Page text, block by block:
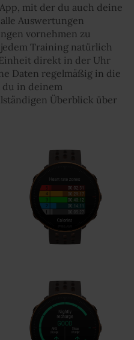
mit der du auch deine
Auswertungen
vornehmen zu
Training natürlich
direkt in der Uhr
Daten regelmäßig in die
in deinem
Überblick über